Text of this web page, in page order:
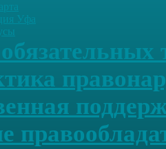
Уфа